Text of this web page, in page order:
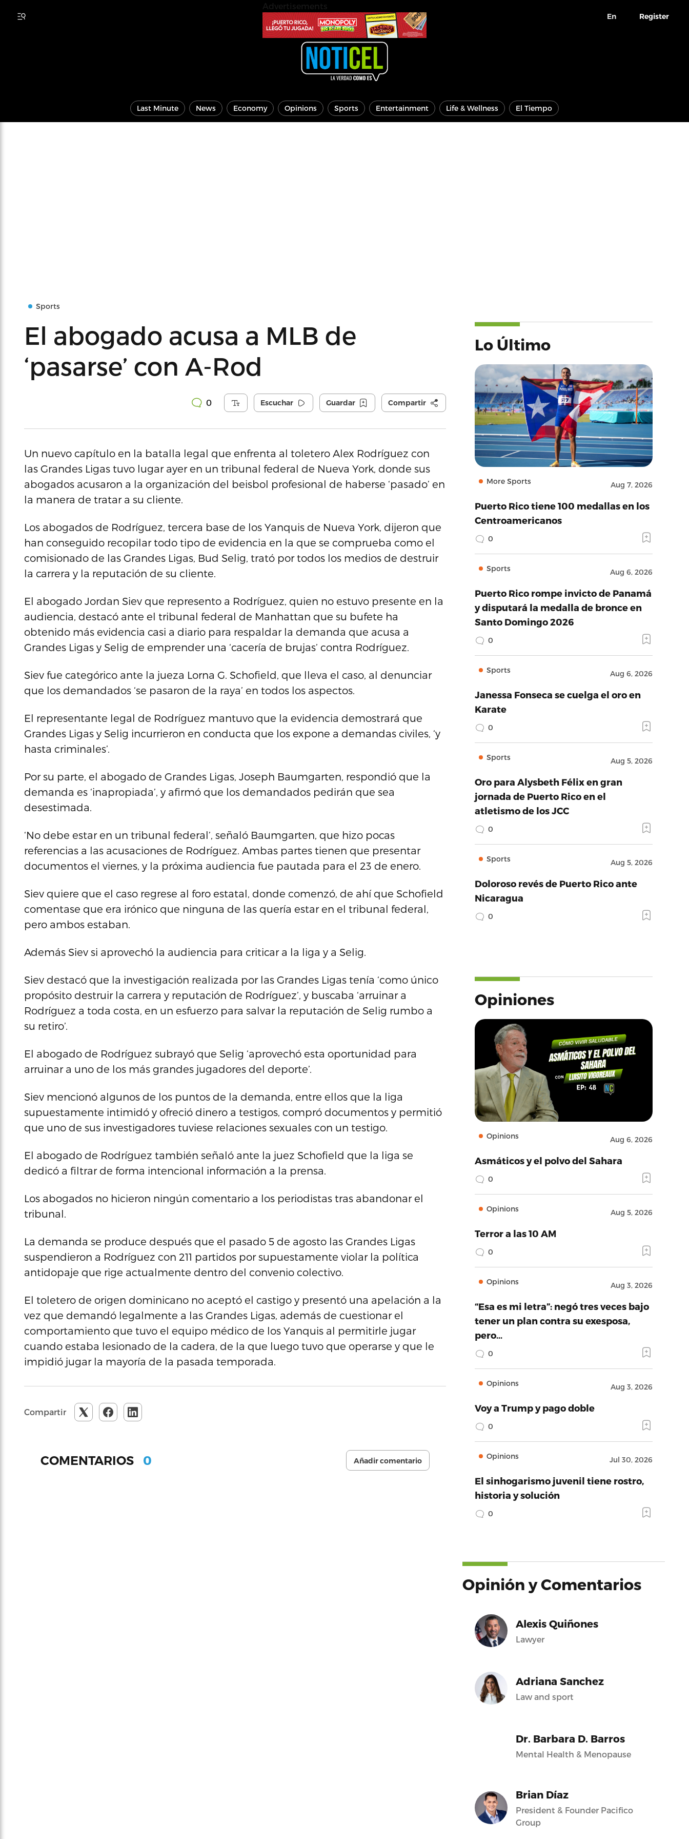
En Register
Last Minute News Economy Opinions Sports Entertainment Life & Wellness El Tiempo
Sports
El abogado acusa a MLB de
‘pasarse’ con A-Rod
0 Escuchar Guardar Compartir
Un nuevo capítulo en la batalla legal que enfrenta al toletero Alex Rodríguez con
las Grandes Ligas tuvo lugar ayer en un tribunal federal de Nueva York, donde sus
abogados acusaron a la organización del beisbol profesional de haberse ‘pasado’ en
la manera de tratar a su cliente.
Los abogados de Rodríguez, tercera base de los Yanquis de Nueva York, dijeron que
han conseguido recopilar todo tipo de evidencia en la que se comprueba como el
comisionado de las Grandes Ligas, Bud Selig, trató por todos los medios de destruir
la carrera y la reputación de su cliente.
El abogado Jordan Siev que represento a Rodríguez, quien no estuvo presente en la
audiencia, destacó ante el tribunal federal de Manhattan que su bufete ha
obtenido más evidencia casi a diario para respaldar la demanda que acusa a
Grandes Ligas y Selig de emprender una ‘cacería de brujas’ contra Rodríguez.
Siev fue categórico ante la jueza Lorna G. Schofield, que lleva el caso, al denunciar
que los demandados ‘se pasaron de la raya’ en todos los aspectos.
El representante legal de Rodríguez mantuvo que la evidencia demostrará que
Grandes Ligas y Selig incurrieron en conducta que los expone a demandas civiles, ‘y
hasta criminales’.
Por su parte, el abogado de Grandes Ligas, Joseph Baumgarten, respondió que la
demanda es ‘inapropiada’, y afirmó que los demandados pedirán que sea
desestimada.
‘No debe estar en un tribunal federal’, señaló Baumgarten, que hizo pocas
referencias a las acusaciones de Rodríguez. Ambas partes tienen que presentar
documentos el viernes, y la próxima audiencia fue pautada para el 23 de enero.
Siev quiere que el caso regrese al foro estatal, donde comenzó, de ahí que Schofield
comentase que era irónico que ninguna de las quería estar en el tribunal federal,
pero ambos estaban.
Además Siev si aprovechó la audiencia para criticar a la liga y a Selig.
Siev destacó que la investigación realizada por las Grandes Ligas tenía ‘como único
propósito destruir la carrera y reputación de Rodríguez’, y buscaba ‘arruinar a
Rodríguez a toda costa, en un esfuerzo para salvar la reputación de Selig rumbo a
su retiro’.
El abogado de Rodríguez subrayó que Selig ‘aprovechó esta oportunidad para
arruinar a uno de los más grandes jugadores del deporte’.
Siev mencionó algunos de los puntos de la demanda, entre ellos que la liga
supuestamente intimidó y ofreció dinero a testigos, compró documentos y permitió
que uno de sus investigadores tuviese relaciones sexuales con un testigo.
El abogado de Rodríguez también señaló ante la juez Schofield que la liga se
dedicó a filtrar de forma intencional información a la prensa.
Los abogados no hicieron ningún comentario a los periodistas tras abandonar el
tribunal.
La demanda se produce después que el pasado 5 de agosto las Grandes Ligas
suspendieron a Rodríguez con 211 partidos por supuestamente violar la política
antidopaje que rige actualmente dentro del convenio colectivo.
El toletero de origen dominicano no aceptó el castigo y presentó una apelación a la
vez que demandó legalmente a las Grandes Ligas, además de cuestionar el
comportamiento que tuvo el equipo médico de los Yanquis al permitirle jugar
cuando estaba lesionado de la cadera, de la que luego tuvo que operarse y que le
impidió jugar la mayoría de la pasada temporada.
Compartir
COMENTARIOS 0 Añadir comentario
Lo Último
More Sports Aug 7, 2026
Puerto Rico tiene 100 medallas en los
Centroamericanos
0
Sports Aug 6, 2026
Puerto Rico rompe invicto de Panamá
y disputará la medalla de bronce en
Santo Domingo 2026
0
Sports Aug 6, 2026
Janessa Fonseca se cuelga el oro en
Karate
0
Sports Aug 5, 2026
Oro para Alysbeth Félix en gran
jornada de Puerto Rico en el
atletismo de los JCC
0
Sports Aug 5, 2026
Doloroso revés de Puerto Rico ante
Nicaragua
0
Opiniones
Opinions Aug 6, 2026
Asmáticos y el polvo del Sahara
0
Opinions Aug 5, 2026
Terror a las 10 AM
0
Opinions Aug 3, 2026
“Esa es mi letra”: negó tres veces bajo
tener un plan contra su exesposa,
pero…
0
Opinions Aug 3, 2026
Voy a Trump y pago doble
0
Opinions Jul 30, 2026
El sinhogarismo juvenil tiene rostro,
historia y solución
0
Opinión y Comentarios
Alexis Quiñones
Lawyer
Adriana Sanchez
Law and sport
Dr. Barbara D. Barros
Mental Health & Menopause
Brian Díaz
President & Founder Pacifico
Group